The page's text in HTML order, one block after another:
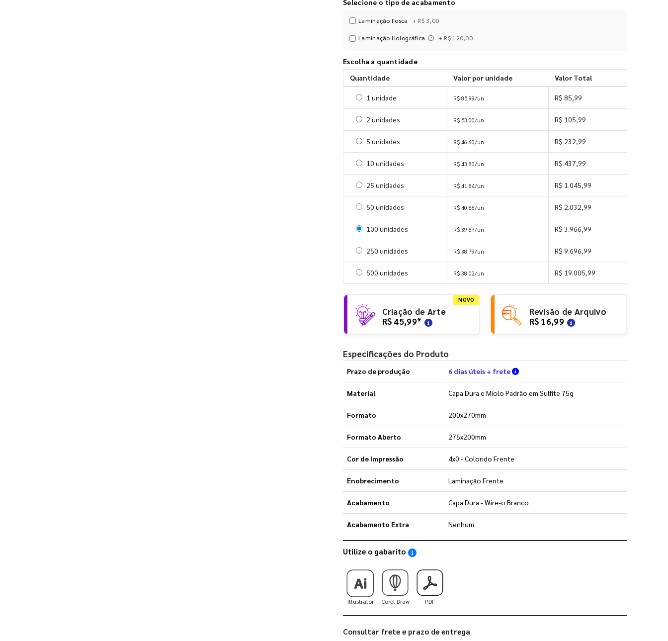
Selecione o tipo de acabamento
Laminação Fosca + R$ 3,00
Laminação Holográfica + R$ 120,00
Escolha a quantidade
Quantidade
Valor por unidade Valor Total
Selecionar 1 unidade
1 unidade R$ 85,99/un R$ 85,99
Selecionar 2 unidades
2 unidades R$ 53,00/un R$ 105,99
Selecionar 5 unidades
5 unidades R$ 46,60/un R$ 232,99
Selecionar 10 unidades
10 unidades R$ 43,80/un R$ 437,99
Selecionar 25 unidades
25 unidades R$ 41,84/un R$ 1.045,99
Selecionar 50 unidades
50 unidades R$ 40,66/un R$ 2.032,99
Selecionar 100 unidades
100 unidades R$ 39,67/un R$ 3.966,99
Selecionar 250 unidades
250 unidades R$ 38,79/un R$ 9.696,99
Selecionar 500 unidades
500 unidades R$ 38,02/un R$ 19.005,99
NOVO
Criação de Arte
R$ 45,99*
Revisão de Arquivo
R$ 16,99
Especificações do Produto
Prazo de produção 6 dias úteis + frete Verifique as condições de entrega
Material Capa Dura e Miolo Padrão em Sulfite 75g
Formato 200x270mm
Formato Aberto 275x200mm
Cor de Impressão 4x0 - Colorido Frente
Enobrecimento Laminação Frente
Acabamento Capa Dura - Wire-o Branco
Acabamento Extra Nenhum
Utilize o gabarito Saiba como utilizar os nossos gabaritos
Illustrator Corel Draw PDF
Consultar frete e prazo de entrega